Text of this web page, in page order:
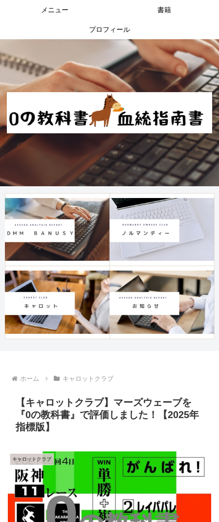
メニュー 書籍
プロフィール
ホーム キャロットクラブ
【キャロットクラブ】マーズウェーブを
『0の教科書』で評価しました！【2025年
指標版】
キャロットクラブ